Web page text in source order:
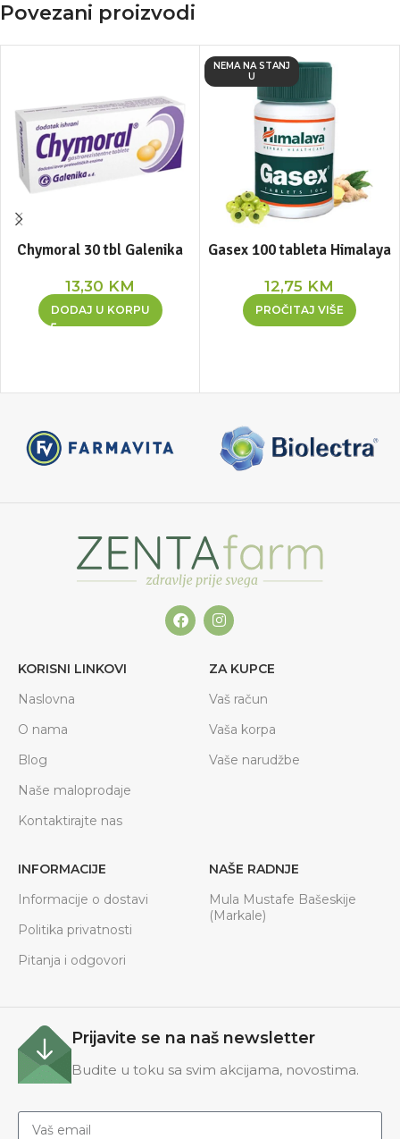
Povezani proizvodi
Chymoral 30 tbl Galenika
13,30 KM
DODAJ U KORPU
NEMA NA STANJ
U
Gasex 100 tableta Himalaya
12,75 KM
PROČITAJ VIŠE
KORISNI LINKOVI
Naslovna
O nama
Blog
Naše maloprodaje
Kontaktirajte nas
ZA KUPCE
Vaš račun
Vaša korpa
Vaše narudžbe
INFORMACIJE
Informacije o dostavi
Politika privatnosti
Pitanja i odgovori
NAŠE RADNJE
Mula Mustafe Bašeskije
(Markale)
Prijavite se na naš newsletter
Budite u toku sa svim akcijama, novostima.